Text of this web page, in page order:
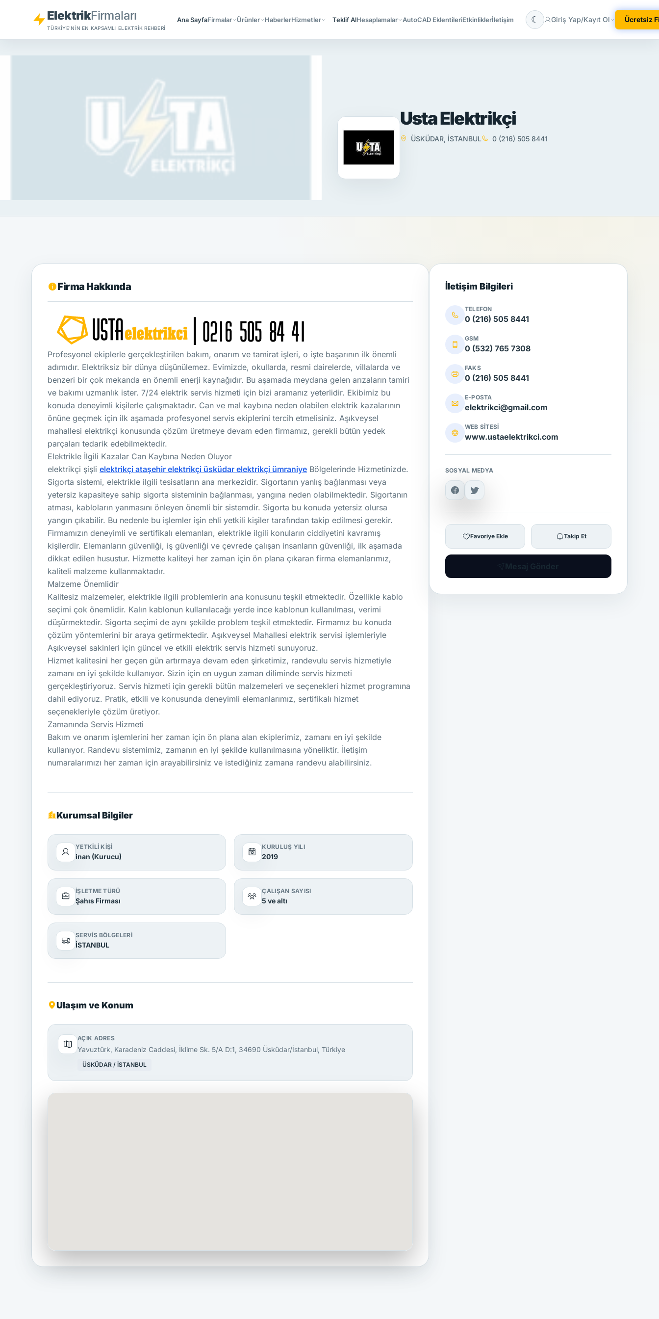
ElektrikFirmaları
TÜRKIYE'NIN EN KAPSAMLI ELEKTRIK REHBERI
Ana SayfaFirmalar Ürünler HaberlerHizmetler Teklif AlHesaplamalar AutoCAD EklentileriEtkinliklerİletişim ☾ Giriş Yap/Kayıt Ol Ücretsiz
Usta Elektrikçi
ÜSKÜDAR, İSTANBUL 0 (216) 505 8441
Firma Hakkında
Profesyonel ekiplerle gerçekleştirilen bakım, onarım ve tamirat işleri, o işte başarının ilk önemli
adımıdır. Elektriksiz bir dünya düşünülemez. Evimizde, okullarda, resmi dairelerde, villalarda ve
benzeri bir çok mekanda en önemli enerji kaynağıdır. Bu aşamada meydana gelen arızaların tamiri
ve bakımı uzmanlık ister. 7/24 elektrik servis hizmeti için bizi aramanız yeterlidir. Ekibimiz bu
konuda deneyimli kişilerle çalışmaktadır. Can ve mal kaybına neden olabilen elektrik kazalarının
önüne geçmek için ilk aşamada profesyonel servis ekiplerini tercih etmelisiniz. Aşıkveysel
mahallesi elektrikçi konusunda çözüm üretmeye devam eden firmamız, gerekli bütün yedek
parçaları tedarik edebilmektedir.
Elektrikle İlgili Kazalar Can Kaybına Neden Oluyor
elektrikçi şişli elektrikçi ataşehir elektrikçi üsküdar elektrikçi ümraniye Bölgelerinde Hizmetinizde.
Sigorta sistemi, elektrikle ilgili tesisatların ana merkezidir. Sigortanın yanlış bağlanması veya
yetersiz kapasiteye sahip sigorta sisteminin bağlanması, yangına neden olabilmektedir. Sigortanın
atması, kabloların yanmasını önleyen önemli bir sistemdir. Sigorta bu konuda yetersiz olursa
yangın çıkabilir. Bu nedenle bu işlemler işin ehli yetkili kişiler tarafından takip edilmesi gerekir.
Firmamızın deneyimli ve sertifikalı elemanları, elektrikle ilgili konuların ciddiyetini kavramış
kişilerdir. Elemanların güvenliği, iş güvenliği ve çevrede çalışan insanların güvenliği, ilk aşamada
dikkat edilen husustur. Hizmette kaliteyi her zaman için ön plana çıkaran firma elemanlarımız,
kaliteli malzeme kullanmaktadır.
Malzeme Önemlidir
Kalitesiz malzemeler, elektrikle ilgili problemlerin ana konusunu teşkil etmektedir. Özellikle kablo
seçimi çok önemlidir. Kalın kablonun kullanılacağı yerde ince kablonun kullanılması, verimi
düşürmektedir. Sigorta seçimi de aynı şekilde problem teşkil etmektedir. Firmamız bu konuda
çözüm yöntemlerini bir araya getirmektedir. Aşıkveysel Mahallesi elektrik servisi işlemleriyle
Aşıkveysel sakinleri için güncel ve etkili elektrik servis hizmeti sunuyoruz.
Hizmet kalitesini her geçen gün artırmaya devam eden şirketimiz, randevulu servis hizmetiyle
zamanı en iyi şekilde kullanıyor. Sizin için en uygun zaman diliminde servis hizmeti
gerçekleştiriyoruz. Servis hizmeti için gerekli bütün malzemeleri ve seçenekleri hizmet programına
dahil ediyoruz. Pratik, etkili ve konusunda deneyimli elemanlarımız, sertifikalı hizmet
seçenekleriyle çözüm üretiyor.
Zamanında Servis Hizmeti
Bakım ve onarım işlemlerini her zaman için ön plana alan ekiplerimiz, zamanı en iyi şekilde
kullanıyor. Randevu sistemimiz, zamanın en iyi şekilde kullanılmasına yöneliktir. İletişim
numaralarımızı her zaman için arayabilirsiniz ve istediğiniz zamana randevu alabilirsiniz.
Kurumsal Bilgiler
YETKILI KIŞI
inan (Kurucu)
KURULUŞ YILI
2019
İŞLETME TÜRÜ
Şahıs Firması
ÇALIŞAN SAYISI
5 ve altı
SERVIS BÖLGELERI
İSTANBUL
Ulaşım ve Konum
AÇIK ADRES
Yavuztürk, Karadeniz Caddesi, İklime Sk. 5/A D:1, 34690 Üsküdar/İstanbul, Türkiye
ÜSKÜDAR / İSTANBUL
İletişim Bilgileri
TELEFON
0 (216) 505 8441
GSM
0 (532) 765 7308
FAKS
0 (216) 505 8441
E-POSTA
elektrikci@gmail.com
WEB SITESI
www.ustaelektrikci.com
SOSYAL MEDYA
Favoriye Ekle Takip Et
Mesaj Gönder